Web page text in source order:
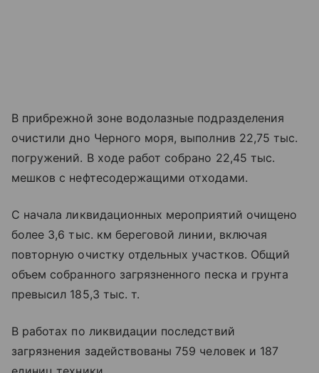
В прибрежной зоне водолазные подразделения
очистили дно Черного моря, выполнив 22,75 тыс.
погружений. В ходе работ собрано 22,45 тыс.
мешков с нефтесодержащими отходами.
С начала ликвидационных мероприятий очищено
более 3,6 тыс. км береговой линии, включая
повторную очистку отдельных участков. Общий
объем собранного загрязненного песка и грунта
превысил 185,3 тыс. т.
В работах по ликвидации последствий
загрязнения задействованы 759 человек и 187